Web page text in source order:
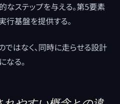
なステップを与える。第5要素
行基盤を提供する。
はなく、同時に走らせる設計
なる。